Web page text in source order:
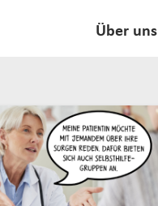
Über uns